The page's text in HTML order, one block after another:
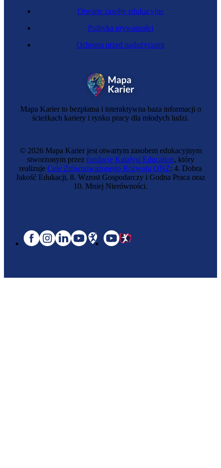
Mapa Karier to bezpłatna i interaktywna baza informacji o
ścieżkach kariery i rynku pracy dla młodych ludzi.
Otwarte zasoby edukacyjne
Polityka prywatności
Ochrona przed nadużyciami
© 2026 Mapa Karier jest otwartym zasobem edukacyjnym
stworzonym przez fundację Katalyst Education, który
realizuje Cele Zrównoważonego Rozwoju ONZ: 4. Dobra
Jakość Edukacji, 8. Wzrost Gospodarczy i Godna Praca oraz
10. Mniej Nierówności.